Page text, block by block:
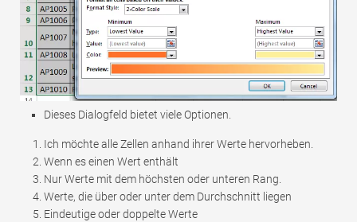
Dieses Dialogfeld bietet viele Optionen.
Ich möchte alle Zellen anhand ihrer Werte hervorheben.
Wenn es einen Wert enthält
Nur Werte mit dem höchsten oder unteren Rang.
Werte, die über oder unter dem Durchschnitt liegen
Eindeutige oder doppelte Werte